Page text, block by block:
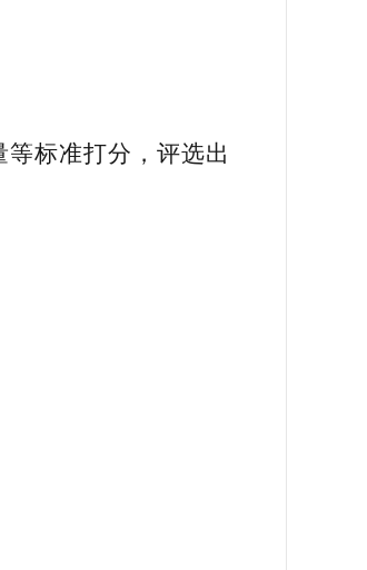
标准打分，评选出